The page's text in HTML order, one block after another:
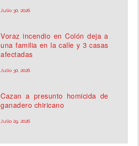
Julio 30, 2026
Voraz incendio en Colón deja a
una familia en la calle y 3 casas
afectadas
Julio 30, 2026
Cazan a presunto homicida de
ganadero chiricano
Julio 29, 2026